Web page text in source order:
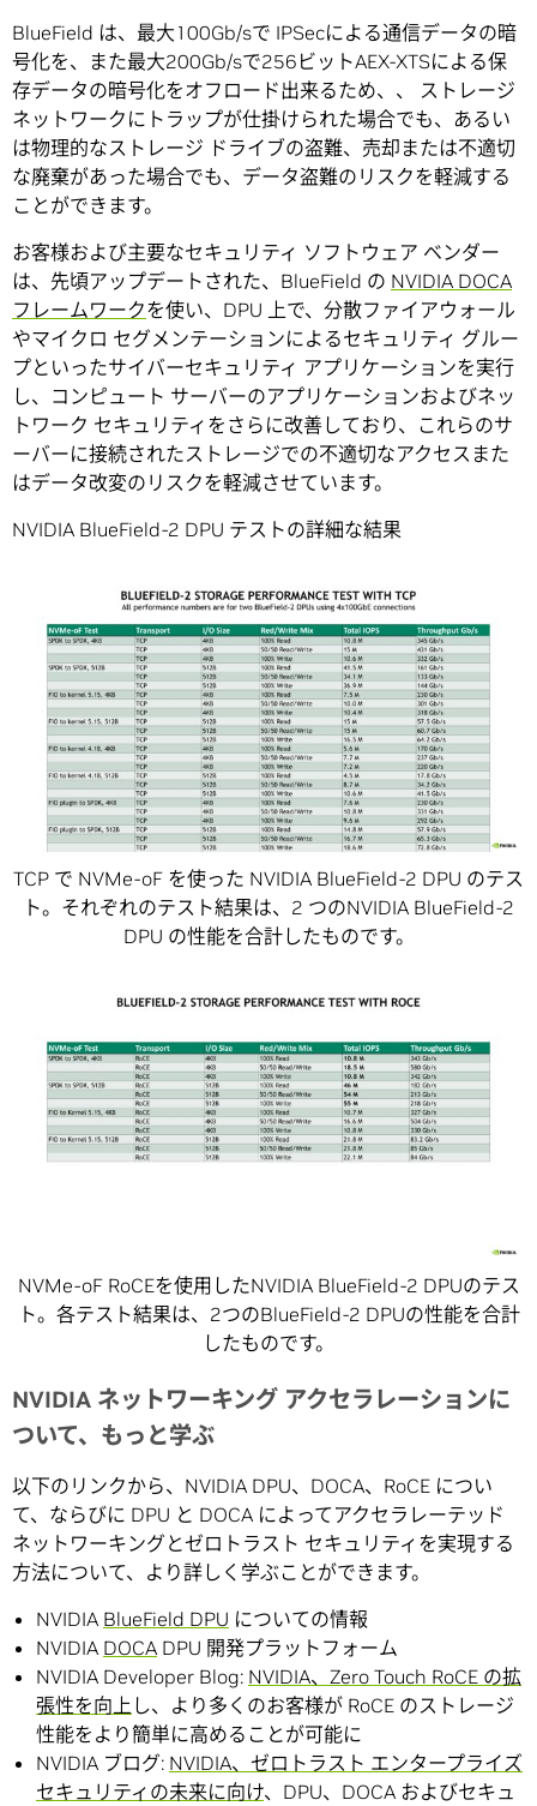
BlueField は、最大100Gb/sで IPSecによる通信データの暗
号化を、また最大200Gb/sで256ビットAEX-XTSによる保
存データの暗号化をオフロード出来るため、、 ストレージ
ネットワークにトラップが仕掛けられた場合でも、あるい
は物理的なストレージ ドライブの盗難、売却または不適切
な廃棄があった場合でも、データ盗難のリスクを軽減する
ことができます。
お客様および主要なセキュリティ ソフトウェア ベンダー
は、先頃アップデートされた、BlueField の NVIDIA DOCA
フレームワークを使い、DPU 上で、分散ファイアウォール
やマイクロ セグメンテーションによるセキュリティ グルー
プといったサイバーセキュリティ アプリケーションを実行
し、コンピュート サーバーのアプリケーションおよびネッ
トワーク セキュリティをさらに改善しており、これらのサ
ーバーに接続されたストレージでの不適切なアクセスまた
はデータ改変のリスクを軽減させています。
NVIDIA BlueField-2 DPU テストの詳細な結果
TCP で NVMe-oF を使った NVIDIA BlueField-2 DPU のテス
ト。それぞれのテスト結果は、2 つのNVIDIA BlueField-2
DPU の性能を合計したものです。
NVMe-oF RoCEを使用したNVIDIA BlueField-2 DPUのテス
ト。各テスト結果は、2つのBlueField-2 DPUの性能を合計
したものです。
NVIDIA ネットワーキング アクセラレーションに
ついて、もっと学ぶ
以下のリンクから、NVIDIA DPU、DOCA、RoCE につい
て、ならびに DPU と DOCA によってアクセラレーテッド
ネットワーキングとゼロトラスト セキュリティを実現する
方法について、より詳しく学ぶことができます。
NVIDIA BlueField DPU についての情報
NVIDIA DOCA DPU 開発プラットフォーム
NVIDIA Developer Blog: NVIDIA、Zero Touch RoCE の拡
張性を向上 し、より多くのお客様が RoCE のストレージ
性能をより簡単に高めることが可能に
NVIDIA ブログ: NVIDIA、ゼロトラスト エンタープライズ
セキュリティの未来に向け、DPU、DOCA およびセキュ